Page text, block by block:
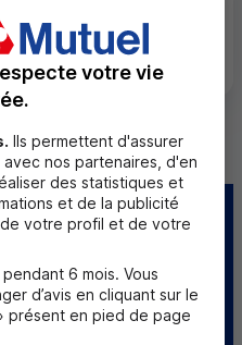
localités
Trouver une caisse
votre vie
Ils permettent d'assurer
nos partenaires, d'en
des statistiques et
et de la publicité
votre profil et de votre
6 mois. Vous
d’avis en cliquant sur le
présent en pied de page